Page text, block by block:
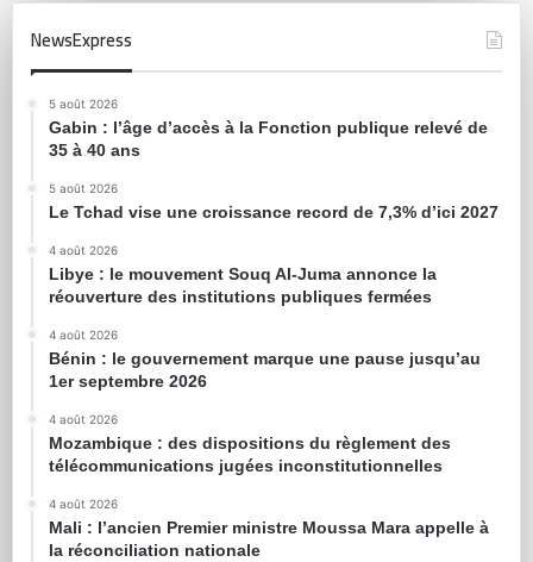
NewsExpress
5 août 2026
Gabin : l’âge d’accès à la Fonction publique relevé de
35 à 40 ans
5 août 2026
Le Tchad vise une croissance record de 7,3% d’ici 2027
4 août 2026
Libye : le mouvement Souq Al-Juma annonce la
réouverture des institutions publiques fermées
4 août 2026
Bénin : le gouvernement marque une pause jusqu’au
1er septembre 2026
4 août 2026
Mozambique : des dispositions du règlement des
télécommunications jugées inconstitutionnelles
4 août 2026
Mali : l’ancien Premier ministre Moussa Mara appelle à
la réconciliation nationale